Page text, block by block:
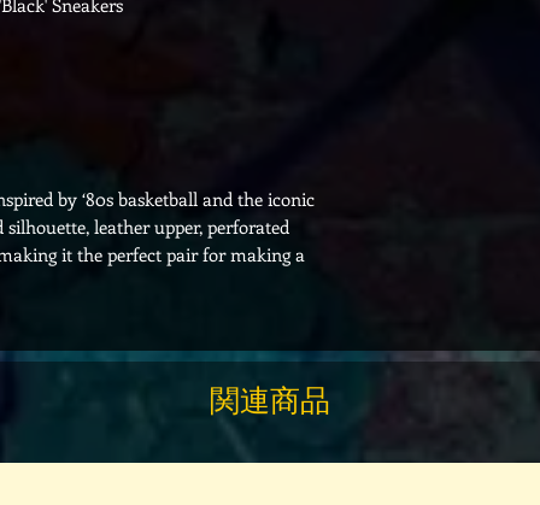
Sneakers
by ‘80s basketball and the iconic
leather upper, perforated
it the perfect pair for making a
関連商品